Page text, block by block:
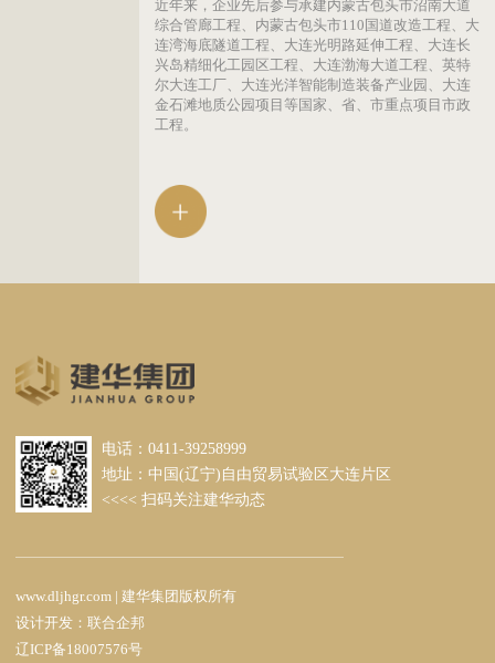
竞争实力，取得了较好的经营业绩，为大连经
展做出了积极贡献，受到各级政府、行业主管
和社会各界的高度赞誉和好评。
近年来，企业先后参与承建内蒙古包头市沼南
综合管廊工程、内蒙古包头市110国道改造工
尔大连工厂、大连光洋智能制造装备产业园、
金石滩地质公园项目等国家、省、市重点项目
工程。
电话：0411-39258999
地址：中国(辽宁)自由贸易试验区大连片区
<<<< 扫码关注建华动态